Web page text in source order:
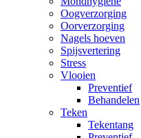
Oogverzorging
Oorverzorging
Nagels hoeven
Spijsvertering
Stress
Vlooien
Preventief
Behandelen
Teken
Tekentang